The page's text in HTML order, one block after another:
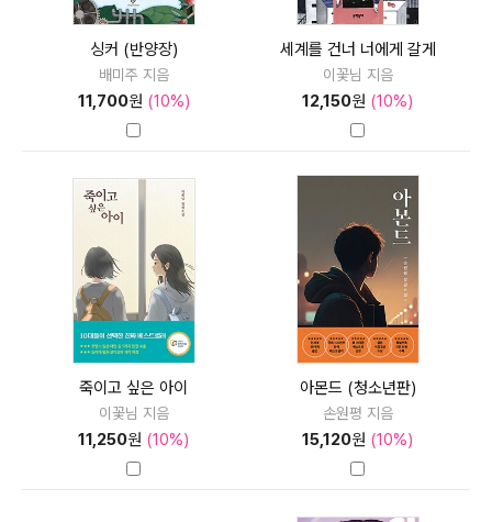
싱커 (반양장)
배미주 지음
11,700원 (10%)
세계를 건너 너에게 갈게
이꽃님 지음
12,150원 (10%)
죽이고 싶은 아이
이꽃님 지음
11,250원 (10%)
아몬드 (청소년판)
손원평 지음
15,120원 (10%)